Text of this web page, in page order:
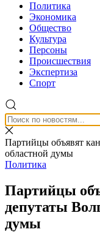
Политика
Экономика
Общество
Культура
Персоны
Происшествия
Экспертиза
Спорт
Партийцы объявят
областной думы
Политика
Партийцы
депутаты
думы